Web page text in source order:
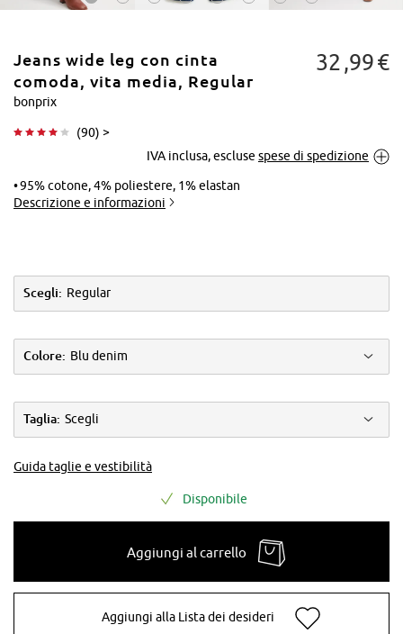
ingrandire
Jeans wide leg con cinta
comoda, vita media, Regular
bonprix
(90) >
32 99€
IVA inclusa, escluse spese di spedizione
95% cotone, 4% poliestere, 1% elastan
Descrizione e informazioni
Scegli: Regular
Colore: Blu denim
Taglia: Scegli
Guida taglie e vestibilità
Disponibile
Aggiungi al carrello
Aggiungi alla Lista dei desideri